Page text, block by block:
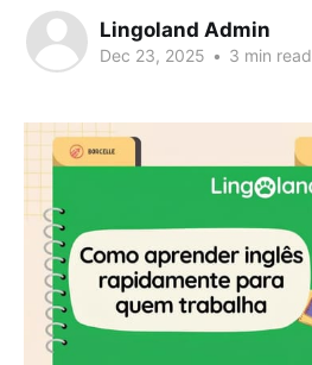
Lingoland Admin
Dec 23, 2025 • 3 min read